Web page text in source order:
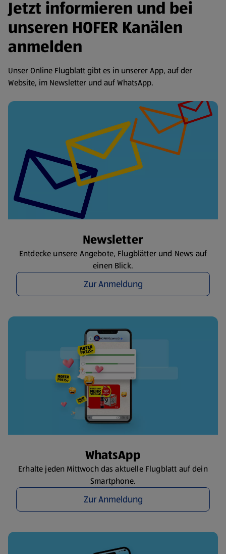
Jetzt informieren und bei
unseren HOFER Kanälen
anmelden
Unser Online Flugblatt gibt es in unserer App, auf der
Website, im Newsletter und auf WhatsApp.
Newsletter
Entdecke unsere Angebote, Flugblätter und News auf
einen Blick.
Zur Anmeldung
WhatsApp
Erhalte jeden Mittwoch das aktuelle Flugblatt auf dein
Smartphone.
Zur Anmeldung